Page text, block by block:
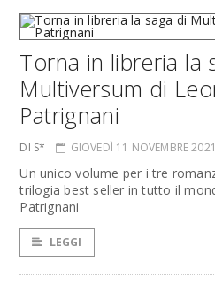
Torna in libreria la
Multiversum di
Patrignani
DI S* GIOVEDÌ 11 NOVEMBRE 2021
Un unico volume per i tre
trilogia best seller in tutto il
Patrignani
LEGGI